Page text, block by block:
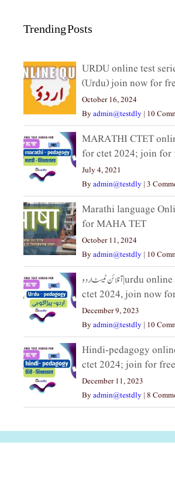
Trending Posts
URDU online test
(Urdu) join now for
October 16, 2024
Byadmin@testdly | 10
MARATHI CTET
for ctet 2024; join for
July 4, 2021
Byadmin@testdly | 3
Marathi language
for MAHA TET
October 11, 2024
Byadmin@testdly | 10
آنلائن ٹیسٹ اردو|urdu online test series for
ctet 2024, join now
December 9, 2023
Byadmin@testdly | 10
Hindi-pedagogy
ctet 2024; join for free
December 11, 2023
Byadmin@testdly | 8